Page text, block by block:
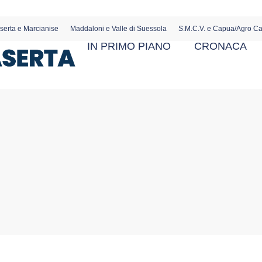
e Marcianise Maddaloni e Valle di Suessola S.M.C.V. e Capua/Agro
IN PRIMO PIANO CRONACA